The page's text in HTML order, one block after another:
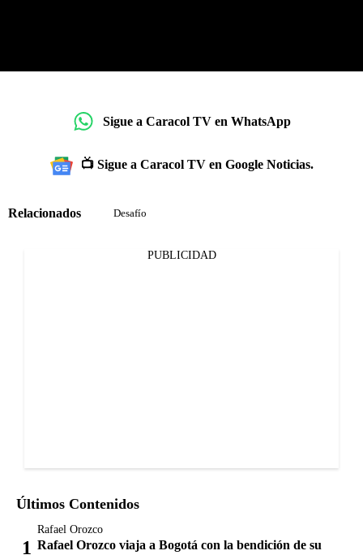
Sigue a Caracol TV en WhatsApp
📺 Sigue a Caracol TV en Google Noticias.
Relacionados Desafío
PUBLICIDAD
Últimos Contenidos
Rafael Orozco
Rafael Orozco viaja a Bogotá con la bendición de su